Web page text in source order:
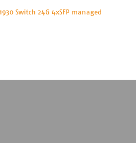
Switch 24G 4xSFP managed